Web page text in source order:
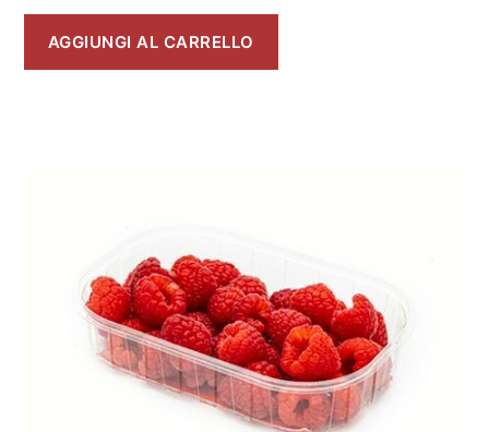
AGGIUNGI AL CARRELLO